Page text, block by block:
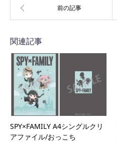
関連記事
SPY×FAMILY A4シングルクリ
アファイル/おっこち